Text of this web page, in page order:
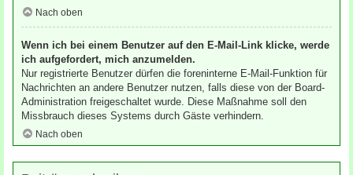
Nach oben
Wenn ich bei einem Benutzer auf den E-Mail-Link klicke, werde
ich aufgefordert, mich anzumelden.
Nur registrierte Benutzer dürfen die foreninterne E-Mail-Funktion für
Nachrichten an andere Benutzer nutzen, falls diese von der Board-
Administration freigeschaltet wurde. Diese Maßnahme soll den
Missbrauch dieses Systems durch Gäste verhindern.
Nach oben